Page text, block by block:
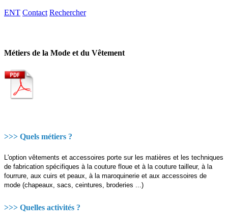
ENT Contact Rechercher
Métiers de la Mode et du Vêtement
>>> Quels métiers ?
L'option vêtements et accessoires porte sur les matières et les techniques
de fabrication spécifiques à la couture floue et à la couture tailleur, à la
fourrure, aux cuirs et peaux, à la maroquinerie et aux accessoires de
mode (chapeaux, sacs, ceintures, broderies ...)
>>> Quelles activités ?